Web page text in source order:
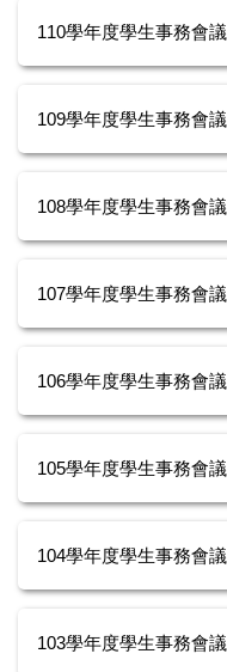
110學年度學生事務會議
109學年度學生事務會議
108學年度學生事務會議
107學年度學生事務會議
106學年度學生事務會議
105學年度學生事務會議
104學年度學生事務會議
103學年度學生事務會議